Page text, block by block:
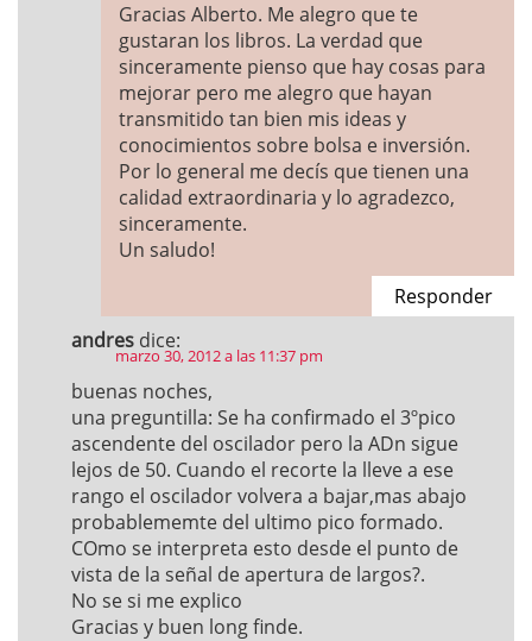
Gracias Alberto. Me alegro que te
gustaran los libros. La verdad que
sinceramente pienso que hay cosas para
mejorar pero me alegro que hayan
transmitido tan bien mis ideas y
conocimientos sobre bolsa e inversión.
Por lo general me decís que tienen una
calidad extraordinaria y lo agradezco,
sinceramente.
Un saludo!
Responder
andres dice:
marzo 30, 2012 a las 11:37 pm
buenas noches,
una preguntilla: Se ha confirmado el 3ºpico
ascendente del oscilador pero la ADn sigue
lejos de 50. Cuando el recorte la lleve a ese
rango el oscilador volvera a bajar,mas abajo
probablememte del ultimo pico formado.
COmo se interpreta esto desde el punto de
vista de la señal de apertura de largos?.
No se si me explico
Gracias y buen long finde.